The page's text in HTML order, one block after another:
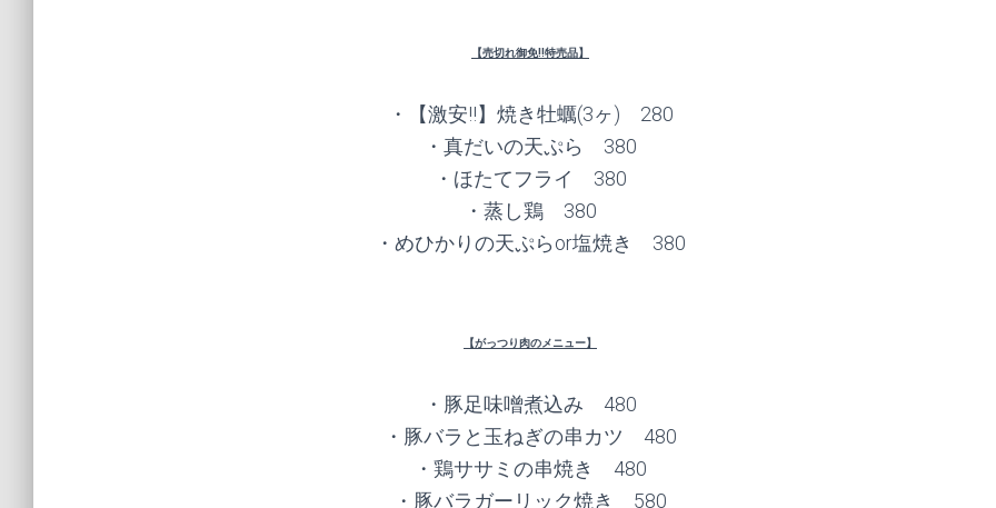
【売切れ御免!!特売品】
・【激安!!】焼き牡蠣(3ヶ) 280
・真だいの天ぷら 380
・ほたてフライ 380
・蒸し鶏 380
・めひかりの天ぷらor塩焼き 380
【がっつり肉のメニュー】
・豚足味噌煮込み 480
・豚バラと玉ねぎの串カツ 480
・鶏ササミの串焼き 480
・豚バラガーリック焼き 580